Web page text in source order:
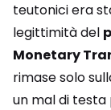
teutonici era
legittimità del
Monetary
rimase solo
un mal di testa